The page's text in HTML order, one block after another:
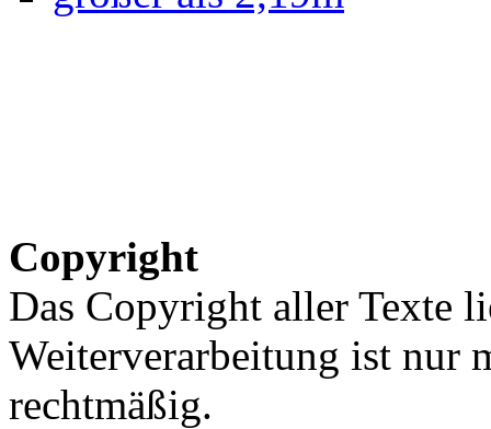
Copyright
Das Copyright aller Texte
Weiterverarbeitung ist nur
rechtmäßig.